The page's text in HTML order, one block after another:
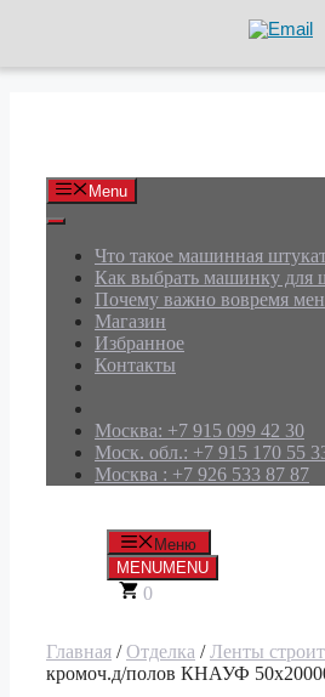
Menu
Что такое машинная
Как выбрать машинку для
Почему важно вовремя
Магазин
Избранное
Контакты
Москва: +7 915 099 42 30
Моск. обл.: +7 915 170 55
Москва : +7 926 533 87 87
Меню
MENUMENU
0
Главная /Отделка /Ленты
кромоч.д/полов КНАУФ